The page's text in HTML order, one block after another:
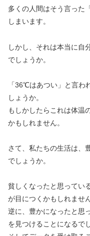
多くの人間はそう言った
しまいます。
しかし、それは本当に自
でしょうか。
「36℃はあつい」と言わ
しょうか。
もしかしたらこれは体温
かもしれません。
さて、私たちの生活は、
でしょうか。
貧しくなったと思ってい
が目につくかもしれません
逆に、豊かになったと思
を見つけることになるで